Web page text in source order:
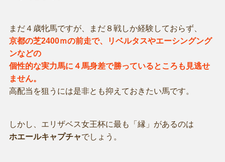
まだ４歳牝馬ですが、まだ８戦しか経験しておらず、
京都の芝2400ｍの前走で、リベルタスやエーシングング
ンなどの
個性的な実力馬に４馬身差で勝っているところも見逃せ
ません。
高配当を狙うには是非とも抑えておきたい馬です。
しかし、エリザベス女王杯に最も「縁」があるのは
ホエールキャプチャでしょう。